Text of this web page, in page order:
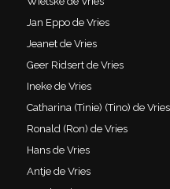
Jan Eppo de Vries
Jeanet de Vries
Geer Ridsert de Vries
Ineke de Vries
Catharina (Tinie) (Tino) de Vries
Ronald (Ron) de Vries
Hans de Vries
Antje de Vries